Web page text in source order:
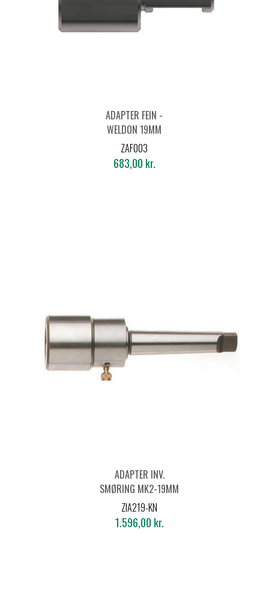
ADAPTER FEIN -
WELDON 19MM
ZAF003
683,00 kr.
ADAPTER INV.
SMØRING MK2-19MM
ZIA219-KN
1.596,00 kr.